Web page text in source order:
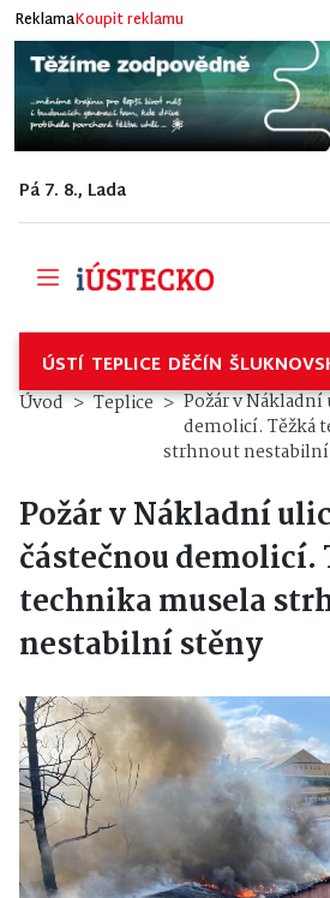
ReklamaKoupit reklamu
Pá 7. 8., Lada
ÚSTÍ TEPLICE DĚČÍN
Úvod Teplice
Požár v
demolicí. Těžká
strhnout
Požár v Nákladní
částečnou demolicí.
technika musela
nestabilní stěny